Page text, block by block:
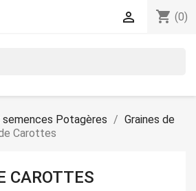
shopping_cart (0)

semences Potagères
Graines de
Carottes
CAROTTES